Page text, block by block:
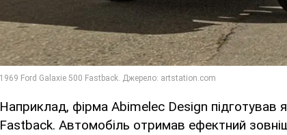
Наприклад, фірма Abimelec Design підготував
Fastback. Автомобіль отримав ефектний